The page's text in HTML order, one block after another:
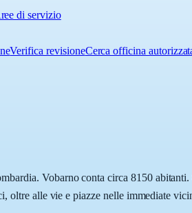
di servizio
Verifica revisioneCerca officina
Vobarno conta circa 8150
oltre alle vie e piazze nelle immediate